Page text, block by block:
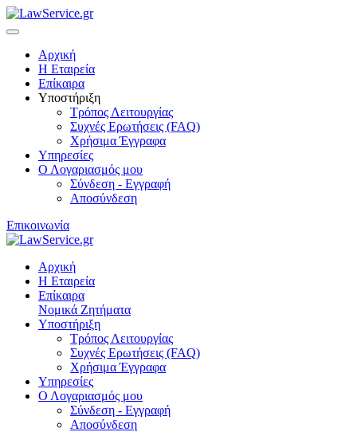
Αρχική
Η Εταιρεία
Επίκαιρα
Υποστήριξη
Τρόπος Λειτουργίας
Συχνές Ερωτήσεις (FAQ)
Χρήσιμα Έγγραφα
Υπηρεσίες
Ο Λογαριασμός μου
Σύνδεση - Εγγραφή
Αποσύνδεση
Επικοινωνία
Αρχική
Η Εταιρεία
Επίκαιρα
Νομικά Ζητήματα
Υποστήριξη
Τρόπος Λειτουργίας
Συχνές Ερωτήσεις (FAQ)
Χρήσιμα Έγγραφα
Υπηρεσίες
Ο Λογαριασμός μου
Σύνδεση - Εγγραφή
Αποσύνδεση